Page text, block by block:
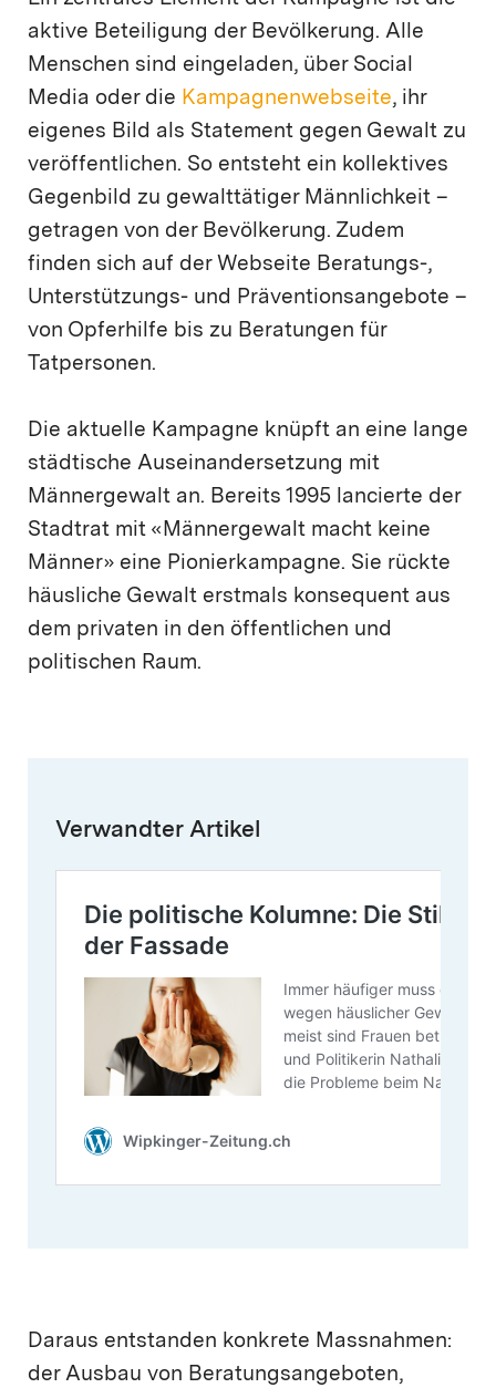
aktive Beteiligung der Bevölkerung. Alle
Menschen sind eingeladen, über Social
Media oder die Kampagnenwebseite, ihr
eigenes Bild als Statement gegen Gewalt zu
veröffentlichen. So entsteht ein kollektives
Gegenbild zu gewalttätiger Männlichkeit –
getragen von der Bevölkerung. Zudem
finden sich auf der Webseite Beratungs-,
Unterstützungs- und Präventionsangebote –
von Opferhilfe bis zu Beratungen für
Tatpersonen.
Die aktuelle Kampagne knüpft an eine lange
städtische Auseinandersetzung mit
Männergewalt an. Bereits 1995 lancierte der
Stadtrat mit «Männergewalt macht keine
Männer» eine Pionierkampagne. Sie rückte
häusliche Gewalt erstmals konsequent aus
dem privaten in den öffentlichen und
politischen Raum.
Verwandter Artikel
Daraus entstanden konkrete Massnahmen:
der Ausbau von Beratungsangeboten,